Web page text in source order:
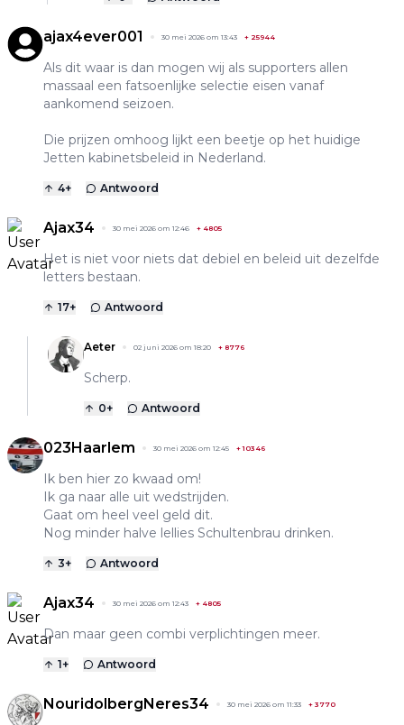
ajax4ever001 30 mei 2026 om 13:43 + 25944
Als dit waar is dan mogen wij als supporters allen
massaal een fatsoenlijke selectie eisen vanaf
aankomend seizoen.
Die prijzen omhoog lijkt een beetje op het huidige
Jetten kabinetsbeleid in Nederland.
4+ Antwoord
Ajax34 30 mei 2026 om 12:46 + 4805
Het is niet voor niets dat debiel en beleid uit dezelfde
letters bestaan.
17+ Antwoord
Aeter 02 juni 2026 om 18:20 + 8776
Scherp.
0+ Antwoord
023Haarlem 30 mei 2026 om 12:45 +10346
Ik ben hier zo kwaad om!
Ik ga naar alle uit wedstrijden.
Gaat om heel veel geld dit.
Nog minder halve lellies Schultenbrau drinken.
3+ Antwoord
Ajax34 30 mei 2026 om 12:43 + 4805
Dan maar geen combi verplichtingen meer.
1+ Antwoord
NouridolbergNeres34 30 mei 2026 om 11:33 + 3770